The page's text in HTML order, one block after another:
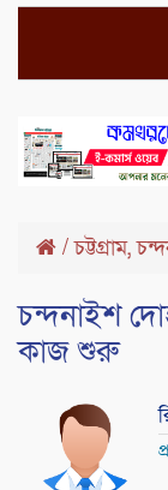
/চট্টগ্রাম,
চন্দনাইশ
কাজ শুরু